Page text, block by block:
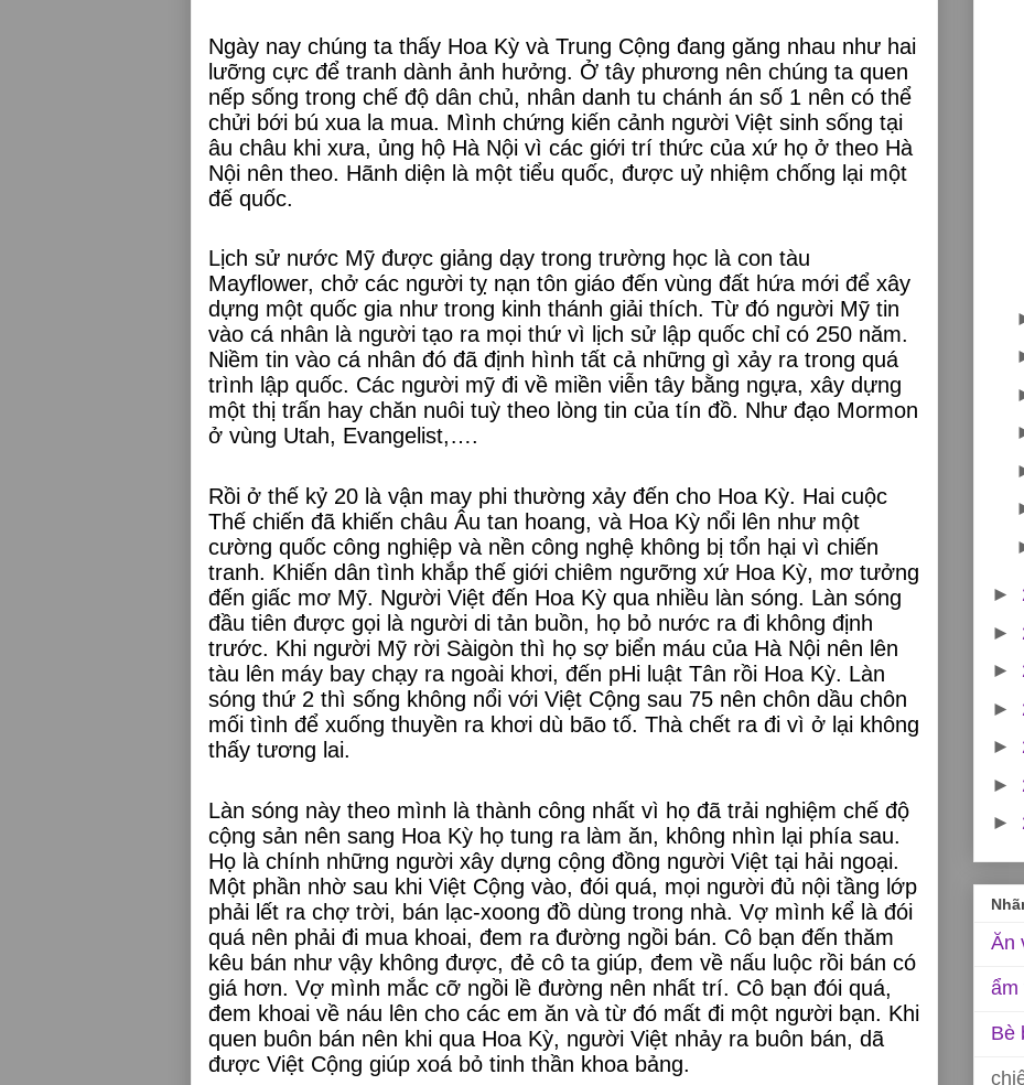
Ngày nay chúng ta thấy Hoa Kỳ và Trung Cộng đang găng nhau như hai
lưỡng cực để tranh dành ảnh hưởng. Ở tây phương nên chúng ta quen
nếp sống trong chế độ dân chủ, nhân danh tu chánh án số 1 nên có thể
chửi bới bú xua la mua. Mình chứng kiến cảnh người Việt sinh sống tại
âu châu khi xưa, ủng hộ Hà Nội vì các giới trí thức của xứ họ ở theo Hà
Nội nên theo. Hãnh diện là một tiểu quốc, được uỷ nhiệm chống lại một
đế quốc.
Lịch sử nước Mỹ được giảng dạy trong trường học là con tàu
Mayflower, chở các người tỵ nạn tôn giáo đến vùng đất hứa mới để xây
dựng một quốc gia như trong kinh thánh giải thích. Từ đó người Mỹ tin
vào cá nhân là người tạo ra mọi thứ vì lịch sử lập quốc chỉ có 250 năm.
Niềm tin vào cá nhân đó đã định hình tất cả những gì xảy ra trong quá
trình lập quốc. Các người mỹ đi về miền viễn tây bằng ngựa, xây dựng
một thị trấn hay chăn nuôi tuỳ theo lòng tin của tín đồ. Như đạo Mormon
ở vùng Utah, Evangelist,….
Rồi ở thế kỷ 20 là vận may phi thường xảy đến cho Hoa Kỳ. Hai cuộc
Thế chiến đã khiến châu Âu tan hoang, và Hoa Kỳ nổi lên như một
cường quốc công nghiệp và nền công nghệ không bị tổn hại vì chiến
tranh. Khiến dân tình khắp thế giới chiêm ngưỡng xứ Hoa Kỳ, mơ tưởng
đến giấc mơ Mỹ. Người Việt đến Hoa Kỳ qua nhiều làn sóng. Làn sóng
đầu tiên được gọi là người di tản buồn, họ bỏ nước ra đi không định
trước. Khi người Mỹ rời Sàigòn thì họ sợ biển máu của Hà Nội nên lên
tàu lên máy bay chạy ra ngoài khơi, đến pHi luật Tân rồi Hoa Kỳ. Làn
sóng thứ 2 thì sống không nổi với Việt Cộng sau 75 nên chôn dầu chôn
mối tình để xuống thuyền ra khơi dù bão tố. Thà chết ra đi vì ở lại không
thấy tương lai.
Làn sóng này theo mình là thành công nhất vì họ đã trải nghiệm chế độ
cộng sản nên sang Hoa Kỳ họ tung ra làm ăn, không nhìn lại phía sau.
Họ là chính những người xây dựng cộng đồng người Việt tại hải ngoại.
Một phần nhờ sau khi Việt Cộng vào, đói quá, mọi người đủ nội tầng lớp
phải lết ra chợ trời, bán lạc-xoong đồ dùng trong nhà. Vợ mình kể là đói
quá nên phải đi mua khoai, đem ra đường ngồi bán. Cô bạn đến thăm
kêu bán như vậy không được, đẻ cô ta giúp, đem về nấu luộc rồi bán có
giá hơn. Vợ mình mắc cỡ ngồi lề đường nên nhất trí. Cô bạn đói quá,
đem khoai về náu lên cho các em ăn và từ đó mất đi một người bạn. Khi
quen buôn bán nên khi qua Hoa Kỳ, người Việt nhảy ra buôn bán, dã
được Việt Cộng giúp xoá bỏ tinh thần khoa bảng.
►
►
►
►
►
►
►
Ăn
ẩm
Bè